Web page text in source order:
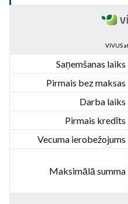
VIVUS
Saņemšanas laiks
Pirmais bez maksas
Darba laiks
Pirmais kredīts
Vecuma ierobežojums
Maksimālā summa